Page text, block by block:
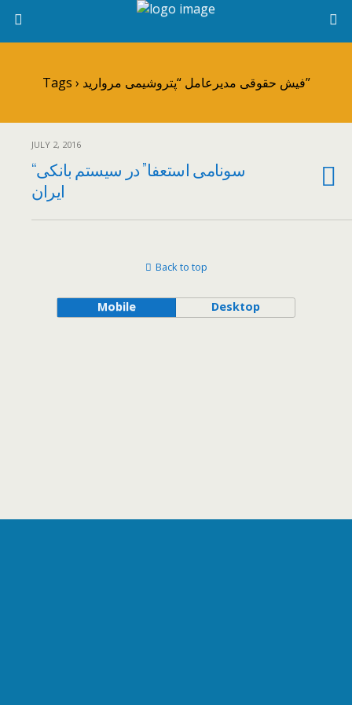
Tags › فیش حقوقی مدیرعامل “پتروشیمی مروارید”
JULY 2, 2016
“سونامی استعفا” در سیستم بانکی
ایران
Back to top
Mobile Desktop